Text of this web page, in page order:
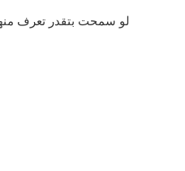
لو سمحت بتقدر تعرف منهم